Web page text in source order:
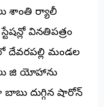
శాంతి ర్యాలీ
వినతిపత్రం
దేవరపల్లి మండల
జి యోహాను
దుగ్గిన షారోన్